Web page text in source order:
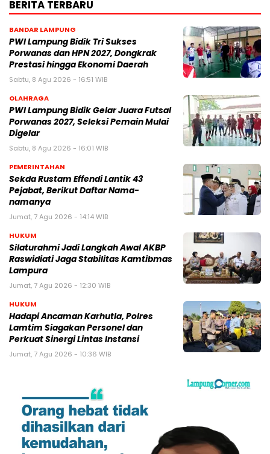
BERITA TERBARU
BANDAR LAMPUNG
PWI Lampung Bidik Tri Sukses
Porwanas dan HPN 2027, Dongkrak
Prestasi hingga Ekonomi Daerah
Sabtu, 8 Agu 2026 - 16:51 WIB
OLAHRAGA
PWI Lampung Bidik Gelar Juara Futsal
Porwanas 2027, Seleksi Pemain Mulai
Digelar
Sabtu, 8 Agu 2026 - 16:01 WIB
PEMERINTAHAN
Sekda Rustam Effendi Lantik 43
Pejabat, Berikut Daftar Nama-
namanya
Jumat, 7 Agu 2026 - 14:14 WIB
HUKUM
Silaturahmi Jadi Langkah Awal AKBP
Raswidiati Jaga Stabilitas Kamtibmas
Lampura
Jumat, 7 Agu 2026 - 12:30 WIB
HUKUM
Hadapi Ancaman Karhutla, Polres
Lamtim Siagakan Personel dan
Perkuat Sinergi Lintas Instansi
Jumat, 7 Agu 2026 - 10:36 WIB